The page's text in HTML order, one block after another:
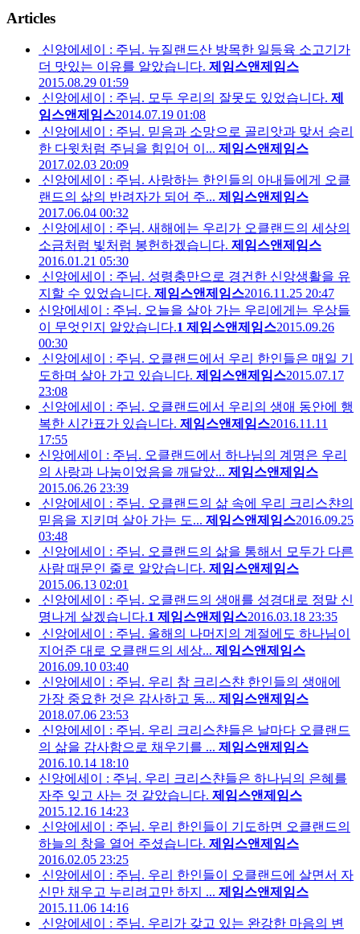
Articles
신앙에세이 : 주님. 뉴질랜드산 방목한 일등육 소고기가
더 맛있는 이유를 알았습니다. 제임스앤제임스
2015.08.29 01:59
신앙에세이 : 주님. 모두 우리의 잘못도 있었습니다. 제
임스앤제임스2014.07.19 01:08
신앙에세이 : 주님. 믿음과 소망으로 골리앗과 맞서 승리
한 다윗처럼 주님을 힘입어 이... 제임스앤제임스
2017.02.03 20:09
신앙에세이 : 주님. 사랑하는 한인들의 아내들에게 오클
랜드의 삶의 반려자가 되어 주... 제임스앤제임스
2017.06.04 00:32
신앙에세이 : 주님. 새해에는 우리가 오클랜드의 세상의
소금처럼 빛처럼 봉헌하겠습니다. 제임스앤제임스
2016.01.21 05:30
신앙에세이 : 주님. 성령충만으로 경건한 신앙생활을 유
지할 수 있었습니다. 제임스앤제임스2016.11.25 20:47
신앙에세이 : 주님. 오늘을 살아 가는 우리에게는 우상들
이 무엇인지 알았습니다.1 제임스앤제임스2015.09.26
00:30
신앙에세이 : 주님. 오클랜드에서 우리 한인들은 매일 기
도하며 살아 가고 있습니다. 제임스앤제임스2015.07.17
23:08
신앙에세이 : 주님. 오클랜드에서 우리의 생애 동안에 행
복한 시간표가 있습니다. 제임스앤제임스2016.11.11
17:55
신앙에세이 : 주님. 오클랜드에서 하나님의 계명은 우리
의 사랑과 나눔이었음을 깨달았... 제임스앤제임스
2015.06.26 23:39
신앙에세이 : 주님. 오클랜드의 삶 속에 우리 크리스챤의
믿음을 지키며 살아 가는 도... 제임스앤제임스2016.09.25
03:48
신앙에세이 : 주님. 오클랜드의 삶을 통해서 모두가 다른
사람 때문인 줄로 알았습니다. 제임스앤제임스
2015.06.13 02:01
신앙에세이 : 주님. 오클랜드의 생애를 성경대로 정말 신
명나게 살겠습니다.1 제임스앤제임스2016.03.18 23:35
신앙에세이 : 주님. 올해의 나머지의 계절에도 하나님이
지어준 대로 오클랜드의 세상... 제임스앤제임스
2016.09.10 03:40
신앙에세이 : 주님. 우리 참 크리스챤 한인들의 생애에
가장 중요한 것은 감사하고 동... 제임스앤제임스
2018.07.06 23:53
신앙에세이 : 주님. 우리 크리스챤들은 날마다 오클랜드
의 삶을 감사함으로 채우기를 ... 제임스앤제임스
2016.10.14 18:10
신앙에세이 : 주님. 우리 크리스챤들은 하나님의 은혜를
자주 잊고 사는 것 같았습니다. 제임스앤제임스
2015.12.16 14:23
신앙에세이 : 주님. 우리 한인들이 기도하면 오클랜드의
하늘의 창을 열어 주셨습니다. 제임스앤제임스
2016.02.05 23:25
신앙에세이 : 주님. 우리 한인들이 오클랜드에 살면서 자
신만 채우고 누리려고만 하지 ... 제임스앤제임스
2015.11.06 14:16
신앙에세이 : 주님. 우리가 갖고 있는 완강한 마음의 변